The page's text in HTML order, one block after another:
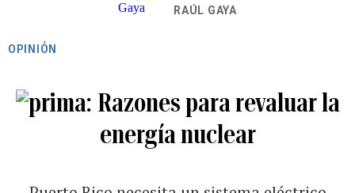
RAÚL GAYA
OPINIÓN
Razones para revaluar la
energía nuclear